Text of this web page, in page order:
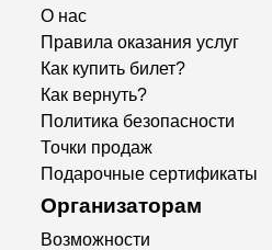
О нас
Правила оказания услуг
Как купить билет?
Как вернуть?
Политика безопасности
Точки продаж
Подарочные сертификаты
Организаторам
Возможности